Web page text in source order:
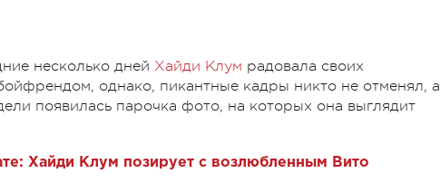
несколько дней Хайди Клум радовала своих
однако, пикантные кадры никто не отменял, а
появилась парочка фото, на которых она выглядит
Хайди Клум позирует с возлюбленным Вито